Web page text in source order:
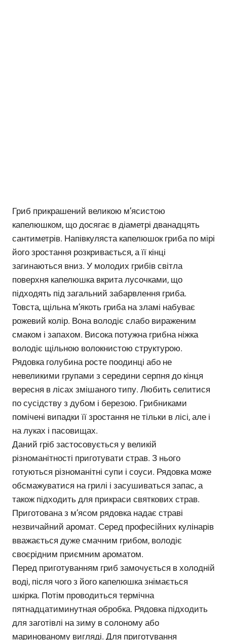
Гриб прикрашений великою м’ясистою
капелюшком, що досягає в діаметрі дванадцять
сантиметрів. Напівкуляста капелюшок гриба по мірі
його зростання розкривається, а її кінці
загинаються вниз. У молодих грибів світла
поверхня капелюшка вкрита лусочками, що
підходять під загальний забарвлення гриба.
Товста, щільна м’якоть гриба на зламі набуває
рожевий колір. Вона володіє слабо вираженим
смаком і запахом. Висока потужна грибна ніжка
володіє щільною волокнистою структурою.
Рядовка голубина росте поодинці або не
невеликими групами з середини серпня до кінця
вересня в лісах змішаного типу. Любить селитися
по сусідству з дубом і березою. Грибниками
помічені випадки її зростання не тільки в лісі, але і
на луках і пасовищах.
Даний гріб застосовується у великій
різноманітності приготувати страв. З нього
готуються різноманітні супи і соуси. Рядовка може
обсмажуватися на грилі і засушиваться запас, а
також підходить для прикраси святкових страв.
Приготована з м’ясом рядовка надає страві
незвичайний аромат. Серед професійних кулінарів
вважається дуже смачним грибом, володіє
своєрідним приємним ароматом.
Перед приготуванням гриб замочується в холодній
воді, після чого з його капелюшка знімається
шкірка. Потім проводиться термічна
пятнадцатиминутная обробка. Рядовка підходить
для заготівлі на зиму в солоному або
маринованому вигляді. Для приготування